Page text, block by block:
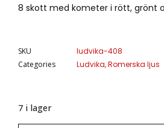
8 skott med kometer i rött, grönt
SKU
ludvika-408
Categories
Ludvika,Romerska ljus
7 i lager